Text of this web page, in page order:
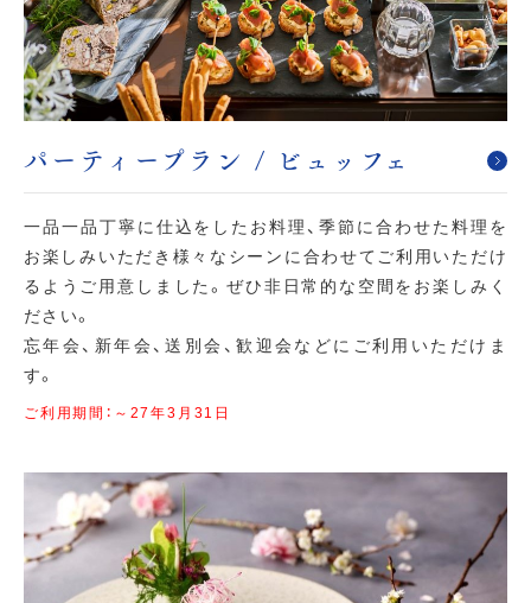
パーティープラン / ビュッフェ
一品一品丁寧に仕込をしたお料理、季節に合わせた料理を
お楽しみいただき様々なシーンに合わせてご利用いただけ
るようご用意しました。ぜひ非日常的な空間をお楽しみく
ださい。
忘年会、新年会、送別会、歓迎会などにご利用いただけま
す。
ご利用期間：～27年3月31日